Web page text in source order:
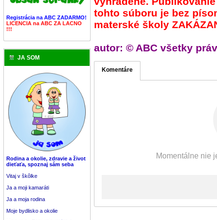
Registrácia na ABC ZADARMO!
LICENCIA na ABC ZA LACNO
!!!
JA SOM
Rodina a okolie, zdravie a život
dieťaťa, spoznaj sám seba
Vitaj v škôlke
Ja a moji kamaráti
Ja a moja rodina
Moje bydlisko a okolie
tohto súboru je bez
materské školy
autor: © ABC všetky
Komentáre
Momentálne nie